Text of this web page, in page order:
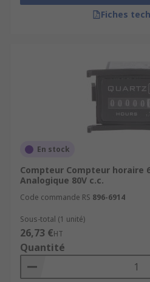
Fiches
En stock
Compteur Compteur horaire
Analogique 80V c.c.
Code commande RS 896-6914
Sous-total (1 unité)
26,73 €HT
Quantité